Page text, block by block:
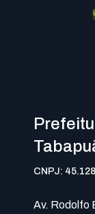
CNPJ:
Av. Rodolfo